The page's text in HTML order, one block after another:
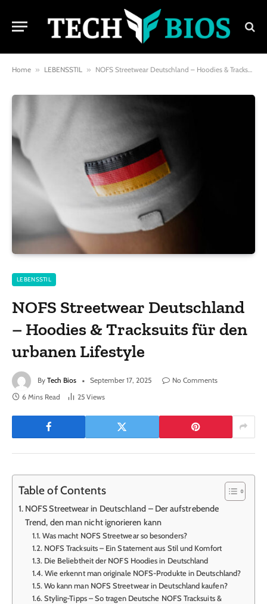
Home » LEBENSSTIL » NOFS Streetwear Deutschland – Hoodies & Tracksuits für den urbanen Lifestyle
LEBENSSTIL
NOFS Streetwear Deutschland
– Hoodies & Tracksuits für den
urbanen Lifestyle
By Tech Bios September 17, 2025
No Comments
6 Mins Read
25 Views
Table of Contents
NOFS Streetwear in Deutschland – Der aufstrebende
Trend, den man nicht ignorieren kann
Was macht NOFS Streetwear so besonders?
NOFS Tracksuits – Ein Statement aus Stil und Komfort
Die Beliebtheit der NOFS Hoodies in Deutschland
Wie erkennt man originale NOFS-Produkte in Deutschland?
Wo kann man NOFS Streetwear in Deutschland kaufen?
Styling-Tipps – So tragen Deutsche NOFS Tracksuits &